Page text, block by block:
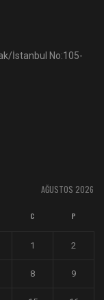
İstanbul No:105-
AĞUSTOS 2026
C P
1 2
8 9